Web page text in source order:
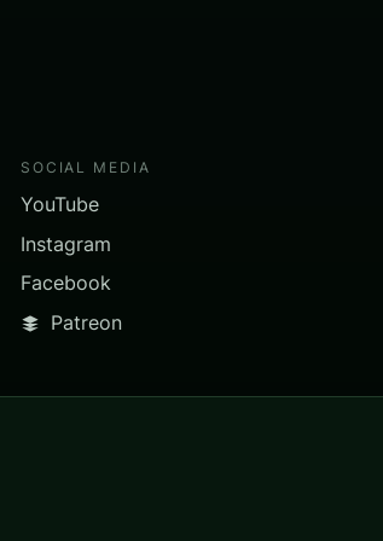
SOCIAL MEDIA
YouTube
Instagram
Facebook
Patreon